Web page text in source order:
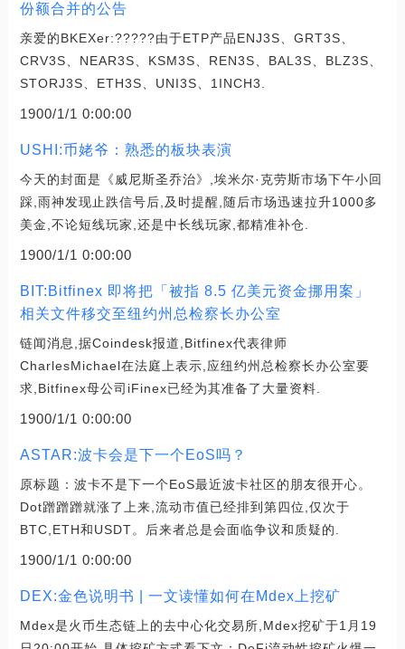
份额合并的公告
亲爱的BKEXer:?????由于ETP产品ENJ3S、GRT3S、
CRV3S、NEAR3S、KSM3S、REN3S、BAL3S、BLZ3S、
STORJ3S、ETH3S、UNI3S、1INCH3.
1900/1/1 0:00:00
USHI:币姥爷：熟悉的板块表演
今天的封面是《威尼斯圣乔治》,埃米尔·克劳斯市场下午小回
踩,雨神发现止跌信号后,及时提醒,随后市场迅速拉升1000多
美金,不论短线玩家,还是中长线玩家,都精准补仓.
1900/1/1 0:00:00
BIT:Bitfinex 即将把「被指 8.5 亿美元资金挪用案」
相关文件移交至纽约州总检察长办公室
链闻消息,据Coindesk报道,Bitfinex代表律师
CharlesMichael在法庭上表示,应纽约州总检察长办公室要
求,Bitfinex母公司iFinex已经为其准备了大量资料.
1900/1/1 0:00:00
ASTAR:波卡会是下一个EoS吗？
原标题：波卡不是下一个EoS最近波卡社区的朋友很开心。
Dot蹭蹭蹭就涨了上来,流动市值已经排到第四位,仅次于
BTC,ETH和USDT。后来者总是会面临争议和质疑的.
1900/1/1 0:00:00
DEX:金色说明书 | 一文读懂如何在Mdex上挖矿
Mdex是火币生态链上的去中心化交易所,Mdex挖矿于1月19